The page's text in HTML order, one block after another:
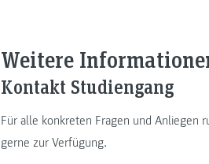
Weitere
Kontakt Studiengang
Für alle konkreten Fragen und Anliegen
gerne zur Verfügung.